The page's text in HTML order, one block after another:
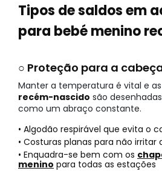
Tipos de saldos em
para bebé menino
○ Proteção para a
Manter a temperatura é vital e as
recém-nascido são
como um abraço constante.
• Algodão respirável que evita o
• Costuras planas para não irritar
• Enquadra-se bem com os
menino para todas as estações